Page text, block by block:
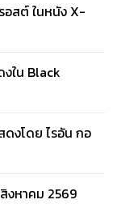
อสต์ ในหนัง X-
ใน Black
ดงโดย ไรอัน กอ
งหาคม 2569